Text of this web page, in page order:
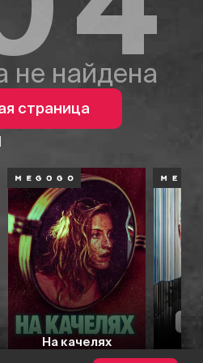
не найдена
страница
На качелях